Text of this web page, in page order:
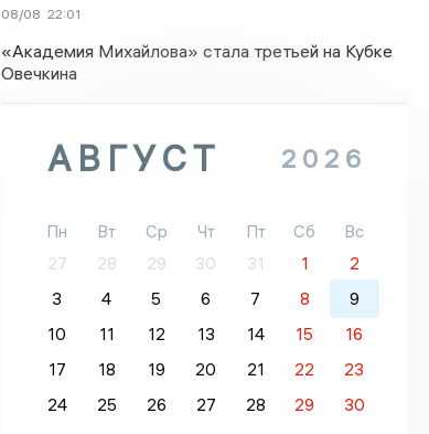
08/08 22:01
«Академия Михайлова» стала третьей на Кубке
Овечкина
АВГУСТ 2026
Пн Вт Ср Чт Пт Сб
Вс
27
28 29 30 31 1
2
3
4 5 6 7 8
9
10
11 12 13 14 15
16
17
18 19 20 21 22
23
24
25 26 27 28 29
30